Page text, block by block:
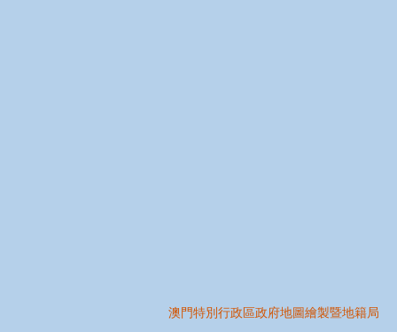
澳門特別行政區政府地圖繪製暨地籍局